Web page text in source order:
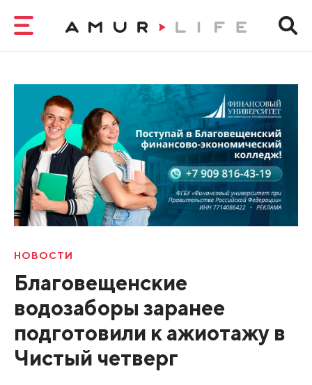
НОВОСТИ
Благовещенские
водозаборы заранее
подготовили к ажиотажу в
Чистый четверг